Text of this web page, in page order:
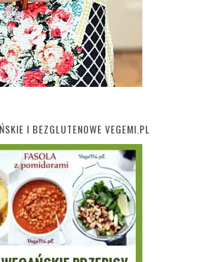
I BEZGLUTENOWE VEGEMI.PL